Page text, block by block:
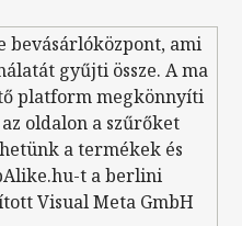
bevásárlóközpont, ami
gyűjti össze. A ma
platform megkönnyíti
oldalon a szűrőket
a termékek és
t a berlini
Visual Meta GmbH